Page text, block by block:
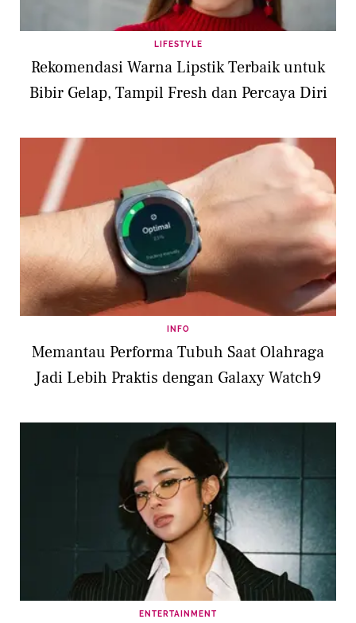
LIFESTYLE
Rekomendasi Warna Lipstik Terbaik untuk
Bibir Gelap, Tampil Fresh dan Percaya Diri
INFO
Memantau Performa Tubuh Saat Olahraga
Jadi Lebih Praktis dengan Galaxy Watch9
ENTERTAINMENT